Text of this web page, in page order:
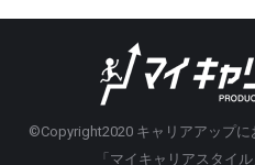
©Copyright2020 キャリアアップ
「マイキャリアスタイル